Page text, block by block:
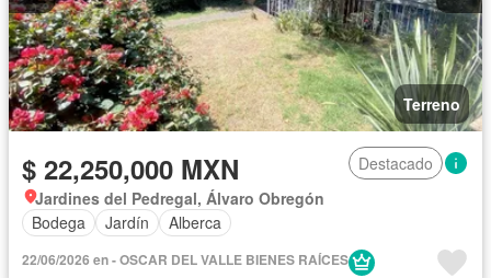
Terreno
$ 22,250,000 MXN
Destacado
Jardines del Pedregal, Álvaro Obregón
Bodega
Jardín Alberca
22/06/2026 en - OSCAR DEL VALLE BIENES RAÍCES